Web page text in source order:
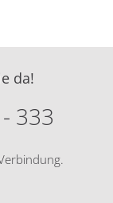
da!
333